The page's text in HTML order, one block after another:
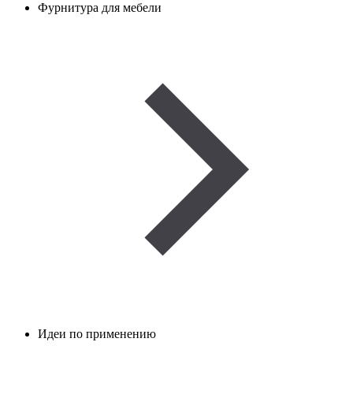
Фурнитура для мебели
Идеи по применению